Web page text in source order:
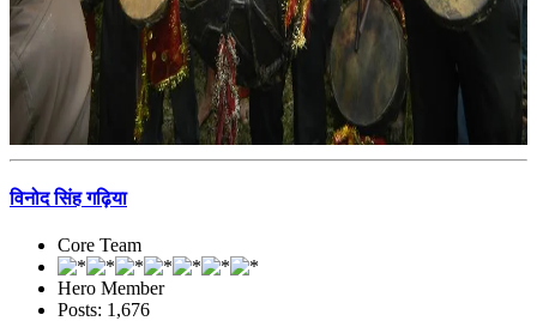
विनोद सिंह गढ़िया
Core Team
Hero Member
Posts: 1,676